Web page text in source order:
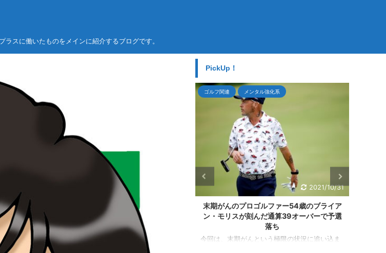
スに働いたものをメインに紹介するブログです。
PickUp！
曲げない
引用
ない男とい
ら５年連
2021/10/31
末期がんのプロゴルファー54歳のブライア
ン・モリスが刻んだ通算39オーバーで予選
落ち
今回は、末期がんという極限の状況に追い込ま
れた状況の中でもプラス志向で行動すること、
ゴルフ関連
2021/10/24
松山英樹がZOZOチャンピオンシップで優
勝！！最後は、イーグルで締めた！
目次 ZOZOチャンピオンシップは、松山選手が
優勝！ マスターズチャンピオンの松山英樹がア